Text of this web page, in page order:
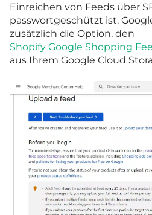
Einreichen von Feeds über
passwortgeschützt ist.
zusätzlich die Option, den
Shopify Google Shopping
aus Ihrem Google Cloud